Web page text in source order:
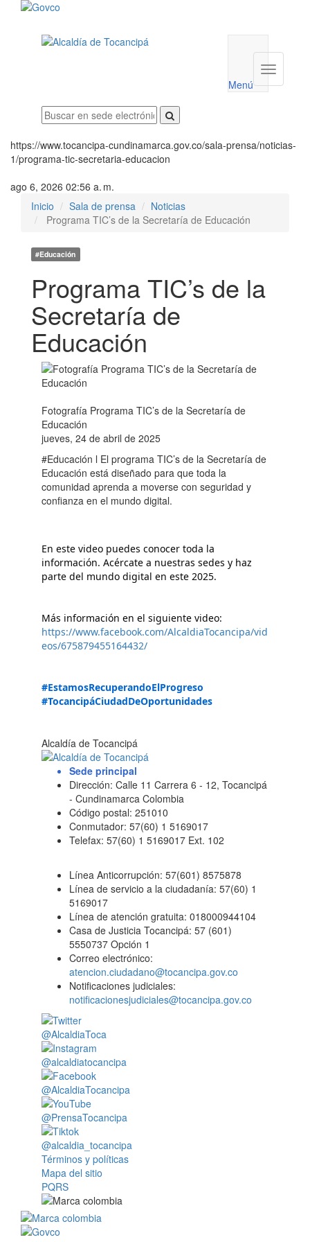
utilidades
Menú
Menú
https://www.tocancipa-cundinamarca.gov.co/sala-prensa/noticias-
1/programa-tic-secretaria-educacion
ago 6, 2026 02:56 a. m.
Inicio
Sala de prensa
Noticias
Programa TIC’s de la Secretaría de Educación
#Educación
Programa TIC’s de la
Secretaría de
Educación
Fotografía Programa TIC’s de la Secretaría de
Educación
jueves, 24 de abril de 2025
#Educación l El programa TIC’s de la Secretaría de
Educación está diseñado para que toda la
comunidad aprenda a moverse con seguridad y
confianza en el mundo digital.
En este video puedes conocer toda la
información. Acércate a nuestras sedes y haz
parte del mundo digital en este 2025.
https://www.facebook.com/AlcaldiaTocancipa/vid
eos/675879455164432/
#EstamosRecuperandoElProgreso
#TocancipáCiudadDeOportunidades
Alcaldía de Tocancipá
Sede principal
Dirección: Calle 11 Carrera 6 - 12, Tocancipá
- Cundinamarca Colombia
Código postal: 251010
Conmutador: 57(60) 1 5169017
Telefax: 57(60) 1 5169017 Ext. 102
Línea Anticorrupción: 57(601) 8575878
Línea de servicio a la ciudadanía: 57(60) 1
5169017
Línea de atención gratuita: 018000944104
Casa de Justicia Tocancipá: 57 (601)
5550737 Opción 1
Correo electrónico:
atencion.ciudadano@tocancipa.gov.co
Notificaciones judiciales:
notificacionesjudiciales@tocancipa.gov.co
@AlcaldiaToca
@alcaldiatocancipa
@AlcaldiaTocancipa
@PrensaTocancipa
@alcaldia_tocancipa
Términos y políticas
Mapa del sitio
PQRS